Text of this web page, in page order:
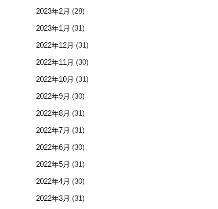
2023年2月 (28)
2023年1月 (31)
2022年12月 (31)
2022年11月 (30)
2022年10月 (31)
2022年9月 (30)
2022年8月 (31)
2022年7月 (31)
2022年6月 (30)
2022年5月 (31)
2022年4月 (30)
2022年3月 (31)